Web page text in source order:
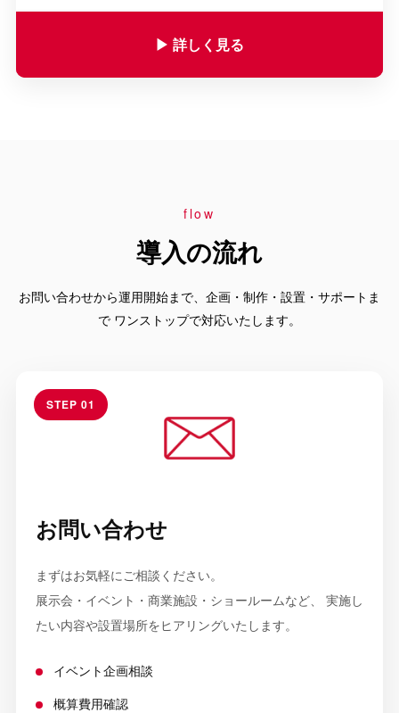
▶︎ 詳しく見る
flow
導入の流れ
お問い合わせから運用開始まで、企画・制作・設置・サポートま
で ワンストップで対応いたします。
STEP 01
お問い合わせ
まずはお気軽にご相談ください。
展示会・イベント・商業施設・ショールームなど、 実施し
たい内容や設置場所をヒアリングいたします。
イベント企画相談
概算費用確認